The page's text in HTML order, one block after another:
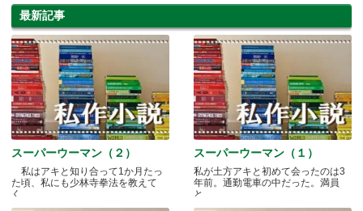
最新記事
スーパーウーマン（２）
私はアキと知り合って1か月たっ
た頃、私にも少林寺拳法を教えて
く.....
スーパーウーマン（１）
私が土方アキと初めて会ったのは3
年前。通勤電車の中だった。満員
と.....